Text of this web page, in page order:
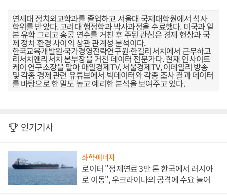
연세대 정치외교학과를 졸업하고 서울대 국제대학원에서 석사
학위를 받았다. 고려대 행정학과 박사과정을 수료했다. 미국과 일
본 유학 그리고 홍콩 연수를 거친 후 주된 관심은 경제 현상과 국
제 정치 환경 사이의 상관 관계성 분석이다.
한국교육개발원·국가경영전략연구원·한길리서치에서 근무하고
리서치앤리서치 본부장을 거친 데이터 전문가다. 현재 인사이트
케이 연구소장을 맡아 매일경제TV, 서울경제TV, 이데일리 방송
및 각종 경제 관련 유튜브에서 빅데이터와 각종 조사 결과 데이터
를 바탕으로 한 밀도 높고 예리한 분석을 보여주고 있다.
인기기사
화학·에너지
로이터 "정제연료 3만 톤 한국에서 러시아
로 이동", 우크라이나의 공격에 수요 늘어